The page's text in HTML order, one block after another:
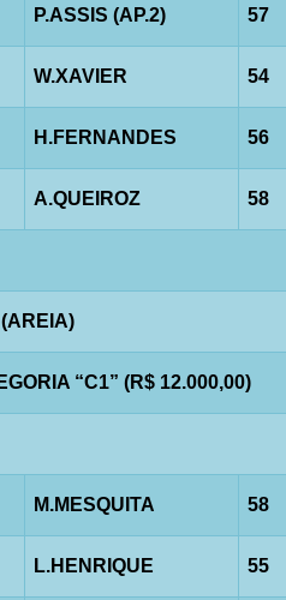
P.ASSIS (AP.2) 57
W.XAVIER 54
H.FERNANDES 56
A.QUEIROZ 58
“C1” (R$ 12.000,00)
M.MESQUITA 58
L.HENRIQUE 55